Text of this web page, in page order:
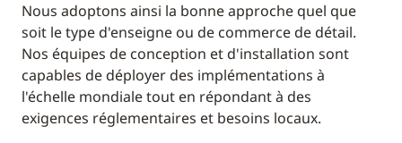
Nous adoptons ainsi la bonne approche quel que
soit le type d'enseigne ou de commerce de détail.
Nos équipes de conception et d'installation sont
capables de déployer des implémentations à
l'échelle mondiale tout en répondant à des
exigences réglementaires et besoins locaux.